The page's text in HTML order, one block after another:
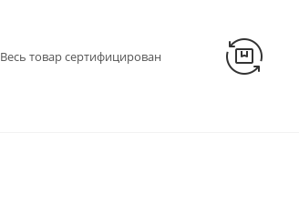
Весь товар сертифицирован